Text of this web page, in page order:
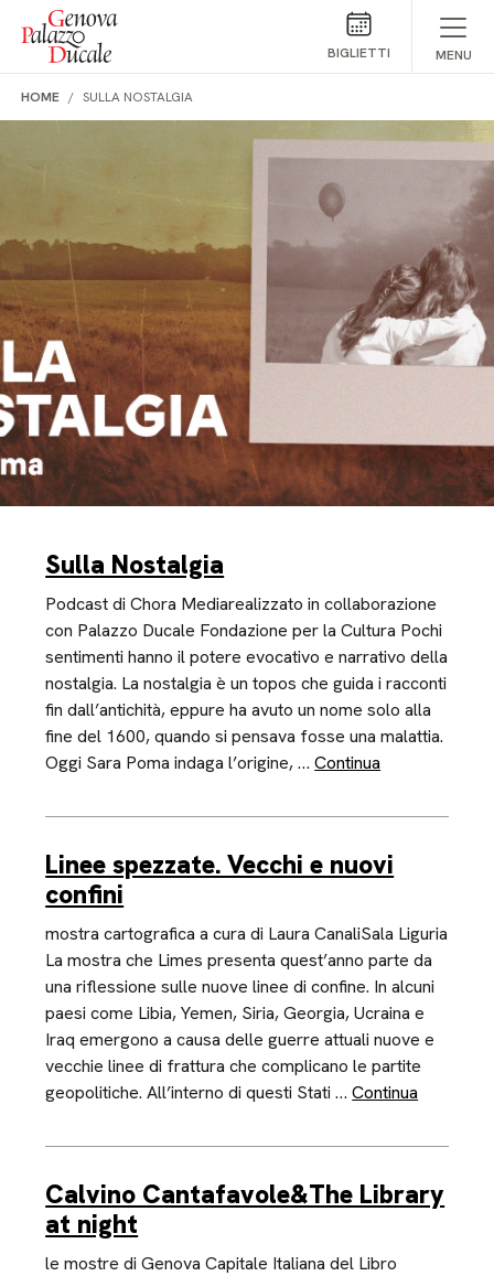
Salta al contenuto
BIGLIETTI MENU
HOME SULLA NOSTALGIA
Sulla Nostalgia
Podcast di Chora Mediarealizzato in collaborazione
con Palazzo Ducale Fondazione per la Cultura Pochi
sentimenti hanno il potere evocativo e narrativo della
nostalgia. La nostalgia è un topos che guida i racconti
fin dall’antichità, eppure ha avuto un nome solo alla
fine del 1600, quando si pensava fosse una malattia.
Oggi Sara Poma indaga l’origine, …Continua
Linee spezzate. Vecchi e nuovi
confini
mostra cartografica a cura di Laura CanaliSala Liguria
La mostra che Limes presenta quest’anno parte da
una riflessione sulle nuove linee di confine. In alcuni
paesi come Libia, Yemen, Siria, Georgia, Ucraina e
Iraq emergono a causa delle guerre attuali nuove e
vecchie linee di frattura che complicano le partite
geopolitiche. All’interno di questi Stati …Continua
Calvino Cantafavole&The Library
at night
le mostre di Genova Capitale Italiana del Libro